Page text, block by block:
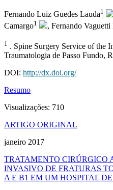
Fernando Luiz Guedes Lauda1
Camargo1 , Fernando Vaguetti
1 . Spine Surgery Service of the
Traumatologia de Passo Fundo,
DOI: http://dx.doi.org/
Resumo
Visualizações: 710
ARTIGO ORIGINAL
janeiro 2017
TRATAMENTO CIRÚRGICO
INVASIVO DE FRATURAS
A E B1 EM UM HOSPITAL